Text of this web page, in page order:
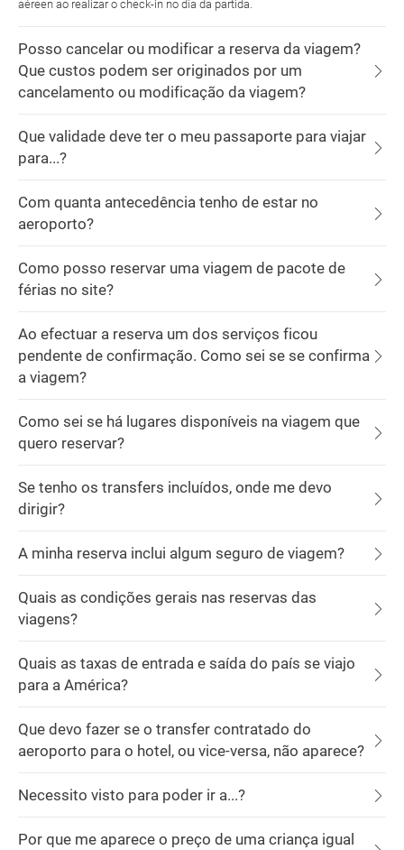
aéreen ao realizar o check-in no dia da partida.
Posso cancelar ou modificar a reserva da viagem?
Que custos podem ser originados por um
cancelamento ou modificação da viagem?
Que validade deve ter o meu passaporte para viajar
para...?
Com quanta antecedência tenho de estar no
aeroporto?
Como posso reservar uma viagem de pacote de
férias no site?
Ao efectuar a reserva um dos serviços ficou
pendente de confirmação. Como sei se se confirma
a viagem?
Como sei se há lugares disponíveis na viagem que
quero reservar?
Se tenho os transfers incluídos, onde me devo
dirigir?
A minha reserva inclui algum seguro de viagem?
Quais as condições gerais nas reservas das
viagens?
Quais as taxas de entrada e saída do país se viajo
para a América?
Que devo fazer se o transfer contratado do
aeroporto para o hotel, ou vice-versa, não aparece?
Necessito visto para poder ir a...?
Por que me aparece o preço de uma criança igual